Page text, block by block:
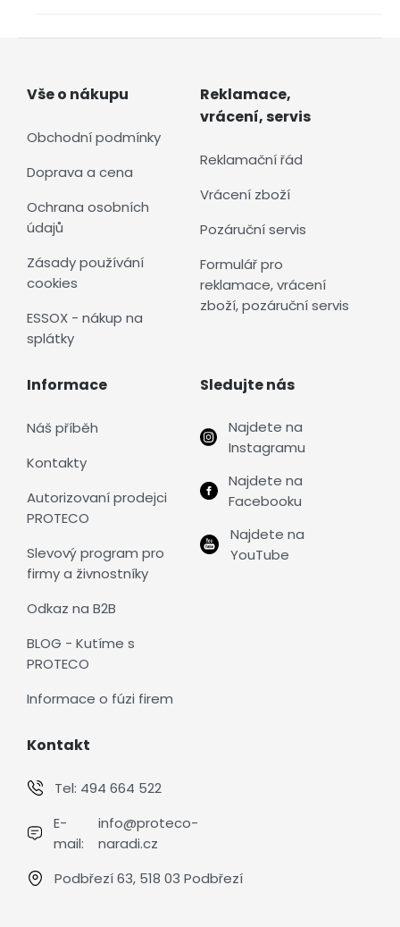
Vše o nákupu
Obchodní podmínky
Doprava a cena
Ochrana osobních
údajů
Zásady používání
cookies
ESSOX - nákup na
splátky
Reklamace,
vrácení, servis
Reklamační řád
Vrácení zboží
Pozáruční servis
Formulář pro
reklamace, vrácení
zboží, pozáruční servis
Informace
Náš příběh
Kontakty
Autorizovaní prodejci
PROTECO
Slevový program pro
firmy a živnostníky
Odkaz na B2B
BLOG - Kutíme s
PROTECO
Informace o fúzi firem
Sledujte nás
Najdete na
Instagramu
Najdete na
Facebooku
Najdete na
YouTube
Kontakt
Tel: 494 664 522
E-
mail:
info@proteco-
naradi.cz
Podbřezí 63, 518 03 Podbřezí